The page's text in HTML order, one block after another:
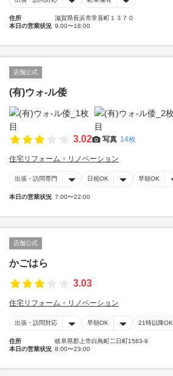
住所
滋賀県長浜市常喜町１３７０
本日の営業状況 9:00〜18:00
店舗公式
(有)ウォ‐ル倭
3.02 写真 14枚
住宅リフォーム・リノベーション
出張・訪問専門 日祝OK 早朝OK
本日の営業状況 7:00〜22:00
店舗公式
かごはら
3.03
住宅リフォーム・リノベーション
出張・訪問対応 早朝OK 21時以降OK
住所
岐阜県郡上市白鳥町二日町1583-9
本日の営業状況 8:00〜23:00